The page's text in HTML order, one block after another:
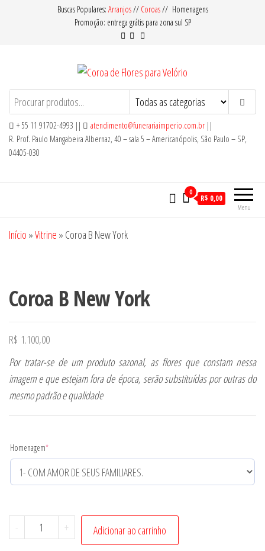
Buscas Populares: Arranjos// Coroas// Homenagens
Promoção: entrega grátis para zona sul SP
Coroa de Flores para VelórioOferecemos Coroas de Flores com
Qualidade e Preço Acessível para Entrega
em Velórios no Cemitério em nosso
Serviço de Floricultura.
+ 55 11 91702-4993 || atendimento@funerariaimperio.com.br ||
R. Prof. Paulo Mangabeira Albernaz, 40 – sala 5 – Americanópolis, São Paulo – SP,
04405-030
Menu
0
R$ 0,00
Início »Vitrine » Coroa B New York
Coroa B New York
R$ 1.100,00
Por tratar-se de um produto sazonal, as flores que constam nessa
imagem e que estejam fora de época, serão substituídas por outras do
mesmo padrão e qualidade
Homenagem*
-
Coroa
B
+ Adicionar ao carrinho